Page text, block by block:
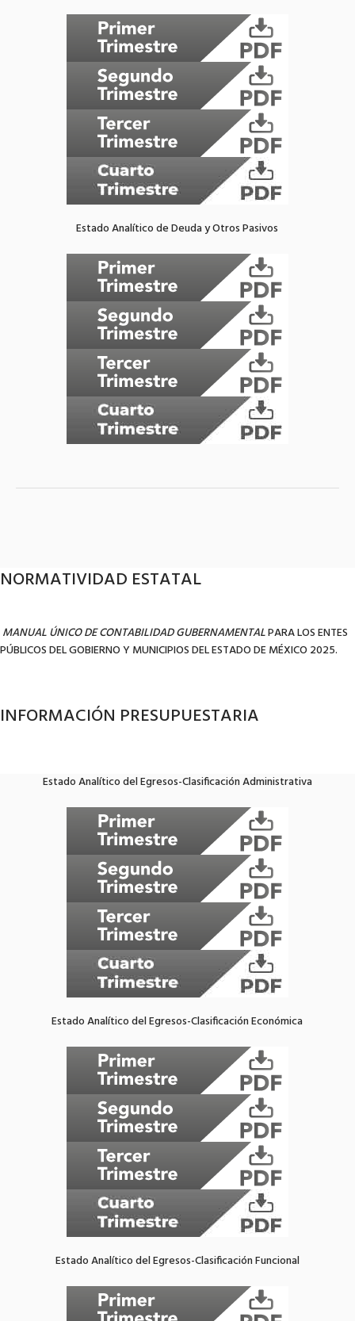
Estado Analítico de Deuda y Otros Pasivos
NORMATIVIDAD ESTATAL
MANUAL ÚNICO DE CONTABILIDAD GUBERNAMENTALPARA LOS ENTES
PÚBLICOS DEL GOBIERNO Y MUNICIPIOS DEL ESTADO DE MÉXICO 2025.
INFORMACIÓN PRESUPUESTARIA
Estado Analítico del Egresos-Clasificación Administrativa
Estado Analítico del Egresos-Clasificación Económica
Estado Analítico del Egresos-Clasificación Funcional